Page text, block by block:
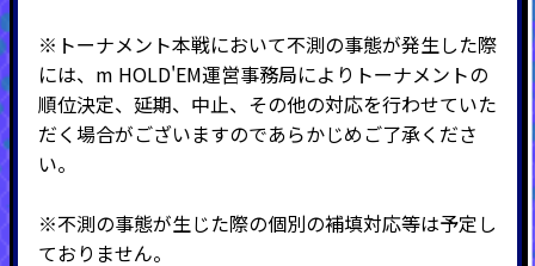
※トーナメント本戦において不測の事態が発生した際
には、m HOLD'EM運営事務局によりトーナメントの
順位決定、延期、中止、その他の対応を行わせていた
だく場合がございますのであらかじめご了承くださ
い。
※不測の事態が生じた際の個別の補填対応等は予定し
ておりません。